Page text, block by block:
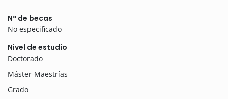
Nº de becas
No especificado
Nivel de estudio
Doctorado
Máster-Maestrías
Grado